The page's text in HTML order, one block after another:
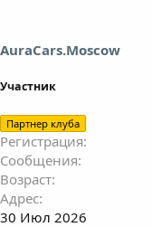
AuraCars.Moscow
Участник
Партнер клуба
Регистрация
Сообщения
Возраст
Адрес
30 Июл 2026